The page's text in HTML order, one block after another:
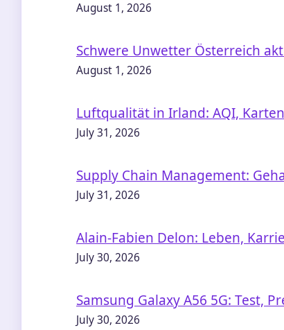
August 1, 2026
Schwere Unwetter Österreich
August 1, 2026
Luftqualität in Irland: AQI,
July 31, 2026
Supply Chain Management:
July 31, 2026
Alain-Fabien Delon: Leben,
July 30, 2026
Samsung Galaxy A56 5G: Test,
July 30, 2026